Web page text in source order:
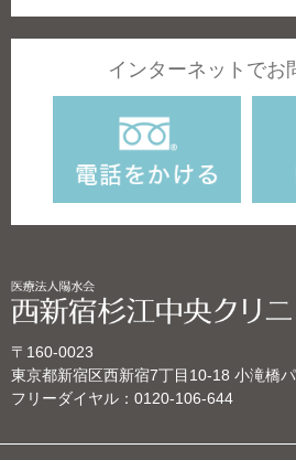
インターネットでお
〒160-0023
東京都新宿区西新宿7丁目10‐18 小滝橋
フリーダイヤル： 0120-106-644